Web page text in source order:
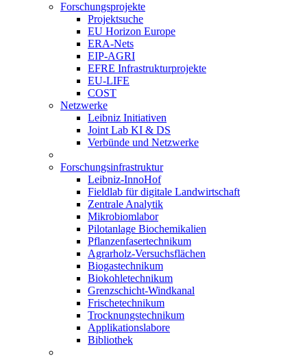
Forschungsprojekte
Projektsuche
EU Horizon Europe
ERA-Nets
EIP-AGRI
EFRE Infrastrukturprojekte
EU-LIFE
COST
Netzwerke
Leibniz Initiativen
Joint Lab KI & DS
Verbünde und Netzwerke
Forschungsinfrastruktur
Leibniz-InnoHof
Fieldlab für digitale Landwirtschaft
Zentrale Analytik
Mikrobiomlabor
Pilotanlage Biochemikalien
Pflanzenfasertechnikum
Agrarholz-Versuchsflächen
Biogastechnikum
Biokohletechnikum
Grenzschicht-Windkanal
Frischetechnikum
Trocknungstechnikum
Applikationslabore
Bibliothek